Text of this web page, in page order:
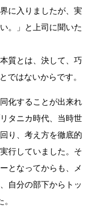
に入りましたが、実
。」と上司に聞いた
質とは、決して、巧
ではないからです。
化することが出来れ
タニカ時代、当時世
り、考え方を徹底的
行していました。そ
となってからも、メ
自分の部下からトッ